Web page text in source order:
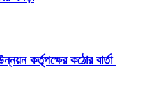
কর্তৃপক্ষের কঠোর বার্তা